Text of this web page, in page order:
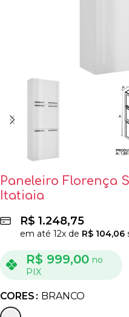
Paneleiro Florença
Itatiaia
R$ 1.248,75
em até 12x de R$ 104,06
R$ 999,00 no
PIX
CORES BRANCO